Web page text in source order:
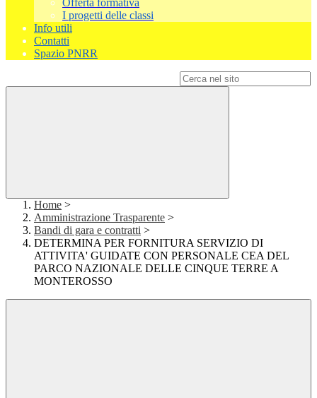
Offerta formativa
I progetti delle classi
Info utili
Contatti
Spazio PNRR
Home >
Amministrazione Trasparente >
Bandi di gara e contratti >
DETERMINA PER FORNITURA SERVIZIO DI
ATTIVITA' GUIDATE CON PERSONALE CEA DEL
PARCO NAZIONALE DELLE CINQUE TERRE A
MONTEROSSO